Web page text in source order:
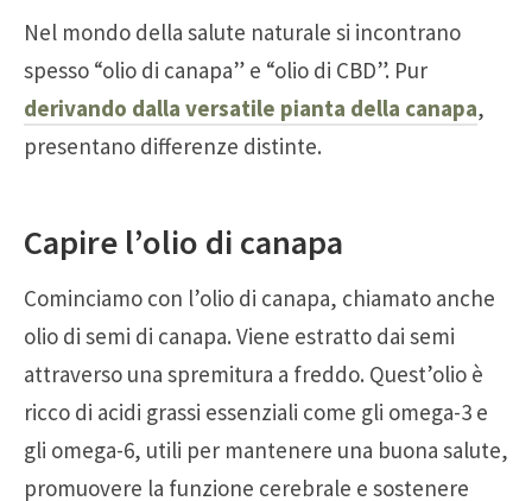
Nel mondo della salute naturale si incontrano
spesso “olio di canapa” e “olio di CBD”. Pur
derivando dalla versatile pianta della canapa,
presentano differenze distinte.
Capire l’olio di canapa
Cominciamo con l’olio di canapa, chiamato anche
olio di semi di canapa. Viene estratto dai semi
attraverso una spremitura a freddo. Quest’olio è
ricco di acidi grassi essenziali come gli omega-3 e
gli omega-6, utili per mantenere una buona salute,
promuovere la funzione cerebrale e sostenere